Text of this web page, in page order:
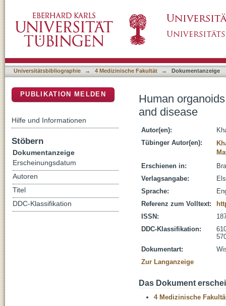
Universitätsbibliographie → 4 Medizinische Fakultät → Dokumentanzeige
Human
and disease
Autor(en):
Tübinger Autor(en):
Erschienen in:
Verlagsangabe:
Sprache:
Referenz zum Volltext:
ISSN:
DDC-Klassifikation:
Dokumentart:
Zur Langanzeige
Das Dokument
4 Medizinische
PUBLIKATION MELDEN
Hilfe und Informationen
Stöbern
Dokumentanzeige
Erscheinungsdatum
Autoren
Titel
DDC-Klassifikation